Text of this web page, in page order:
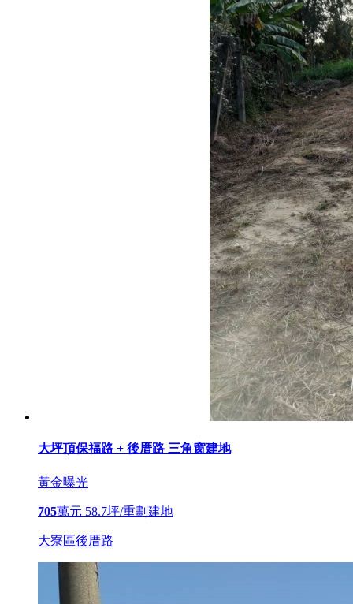
大坪頂保福路 + 後厝路 三角窗建地
黃金曝光
705萬元 58.7坪/重劃建地
大寮區後厝路